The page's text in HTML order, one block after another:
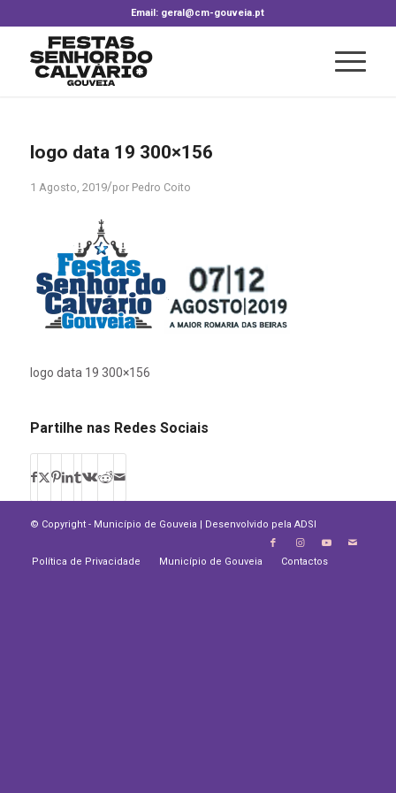
Email: geral@cm-gouveia.pt
logo data 19 300×156
1 Agosto, 2019/por Pedro Coito
logo data 19 300×156
Partilhe nas Redes Sociais
© Copyright - Município de Gouveia | Desenvolvido pela ADSI
Política de Privacidade Município de Gouveia Contactos